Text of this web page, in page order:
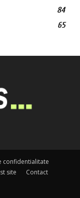
84
65
confidentialitate
site Contact